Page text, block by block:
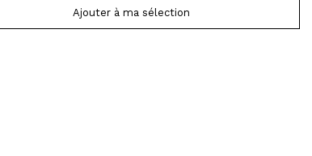
Ajouter à ma sélection